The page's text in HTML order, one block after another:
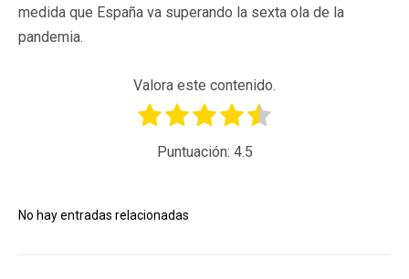
medida que España va superando la sexta ola de la
pandemia.
Valora este contenido.
Puntuación: 4.5
No hay entradas relacionadas